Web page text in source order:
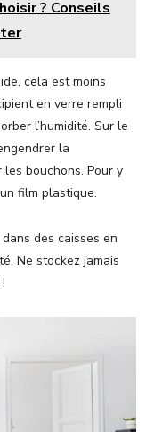
? Conseils
cela est moins
en verre rempli
l’humidité. Sur le
la
bouchons. Pour y
film plastique.
des caisses en
Ne stockez jamais